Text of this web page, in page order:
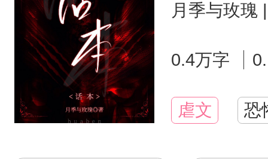
月季与玫瑰
0.4万字
虐文 恐